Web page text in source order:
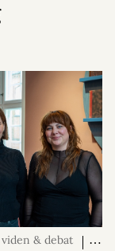
& debat
19.